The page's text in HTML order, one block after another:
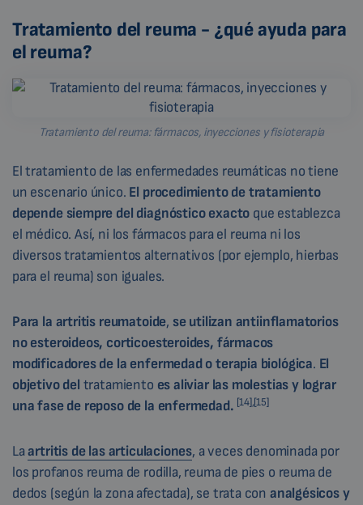
Tratamiento del reuma - ¿qué ayuda para
el reuma?
Tratamiento del reuma: fármacos, inyecciones y fisioterapia
El tratamiento de las enfermedades reumáticas no tiene
un escenario único. El procedimiento de tratamiento
depende siempre del diagnóstico exacto que establezca
el médico. Así, ni los fármacos para el reuma ni los
diversos tratamientos alternativos (por ejemplo, hierbas
para el reuma) son iguales.
Para la artritis reumatoide, se utilizan antiinflamatorios
no esteroideos, corticoesteroides, fármacos
modificadores de la enfermedad o terapia biológica. El
objetivo del tratamiento es aliviar las molestias y lograr
una fase de reposo de la enfermedad. [14],[15]
Laartritis de las articulaciones, a veces denominada por
los profanos reuma de rodilla, reuma de pies o reuma de
dedos (según la zona afectada), se trata con analgésicos y